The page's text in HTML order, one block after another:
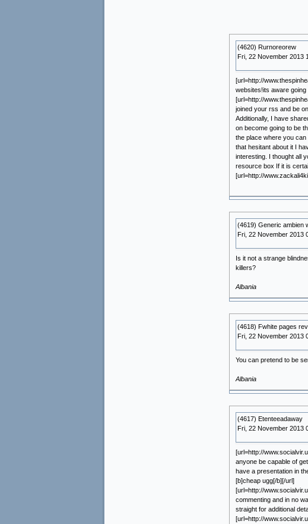
(4620) Rurnoreorew
Fri, 22 November 2013
[url=http://
websites!its aware
[url=http://
joined your rss and be
Additionally, I have
on become going to be
the place where you
that hesitant about it I
interesting. I thought all
resource box If it is
[url=http://
(4619) Generic ambien
Fri, 22 November 2013
Is it not a strange
killers?
Albania
(4618) Fwhite pages
Fri, 22 November 2013
You can pretend to be
Albania
(4617) Etenteeadaway
Fri, 22 November 2013
[url=http://
anyone be capable of
have a presentation in
[b]cheap ugg[/b][/url]
[url=http://
commenting and in no
straight for additional
[url=http://